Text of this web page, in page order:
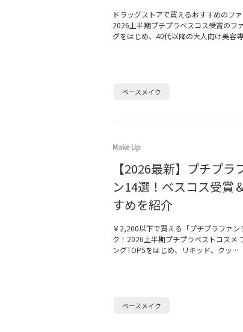
ドラッグストアで買えるおすすめのフ
2026上半期プチプラベスコス受賞のフ
グをはじめ、40代以降の大人向け美容
ベースメイク
Make Up
【2026最新】プチプラ
ン14選！ベスコス受賞
すめを紹介
￥2,200以下で買える「プチプラファン
ク！2026上半期プチプラベストコスメ
ングTOP5をはじめ、リキッド、クッ…
ベースメイク